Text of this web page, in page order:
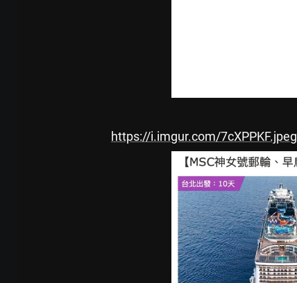
https://i.imgur.com/7cXPPKF.jpeg